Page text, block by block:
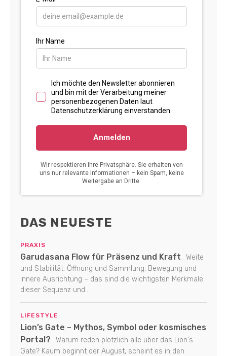
DAS NEUESTE
PRAXIS
Garudasana Flow für Präsenz und Kraft
Weite
und Stabilität, Öffnung und Sammlung, Bewegung und
innere Ausrichtung – das sind die wichtigsten Merkmale
dieser Sequenz und...
LIFESTYLE
Lion’s Gate – Mythos, Symbol oder kosmisches
Portal?
Warum reden plötzlich alle über das Lion's
Gate? Kaum beginnt der August, scheint es in den